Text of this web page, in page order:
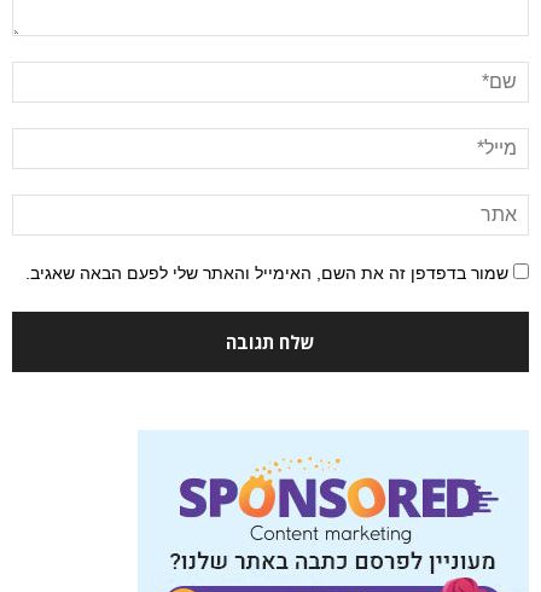
שמור בדפדפן זה את השם, האימייל והאתר שלי לפעם הבאה שאגיב.